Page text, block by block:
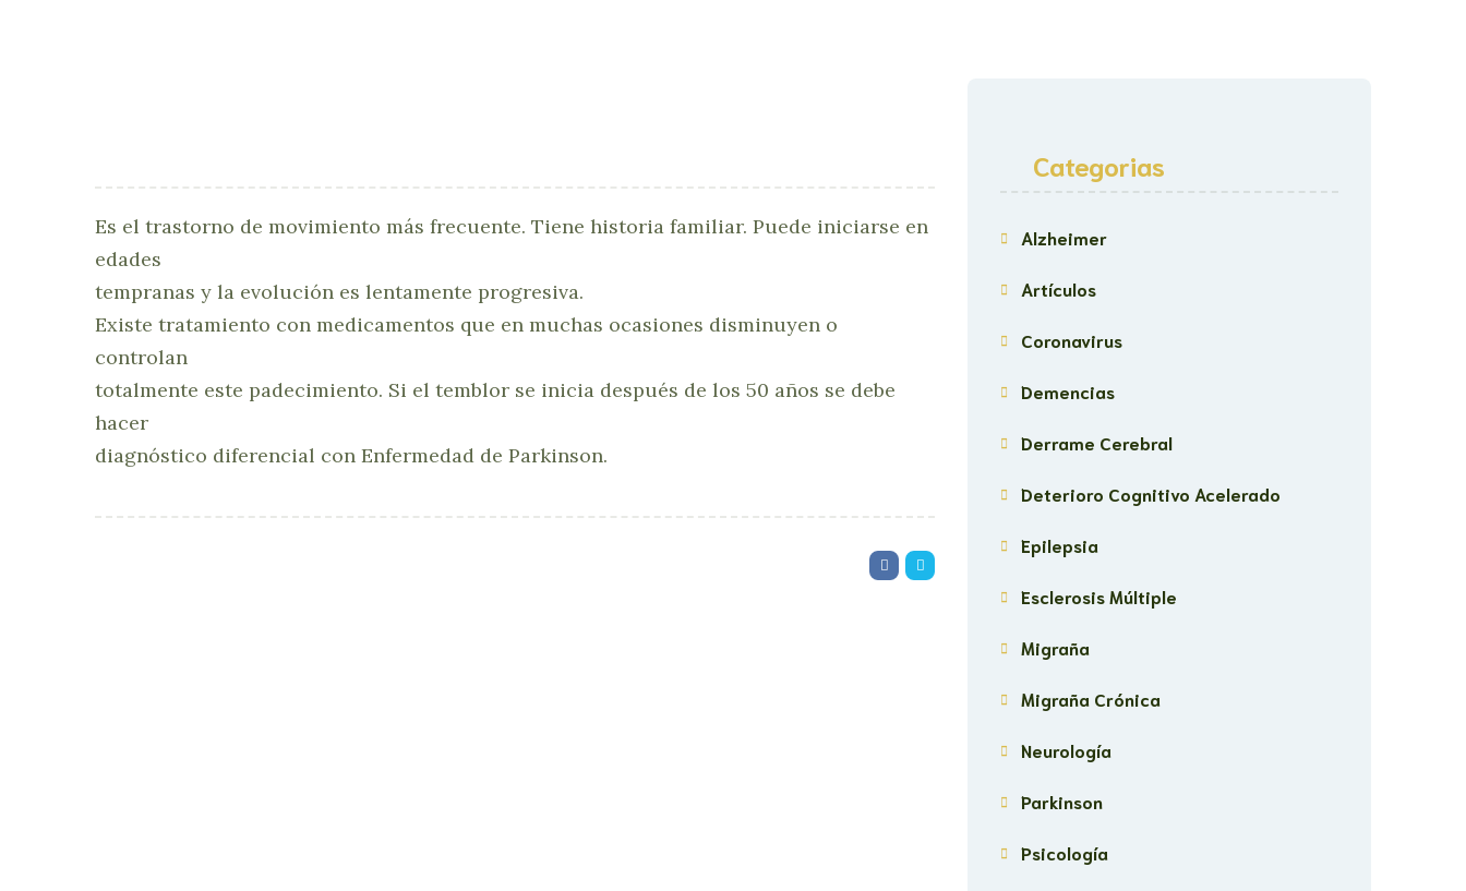
Es el trastorno de movimiento más frecuente. Tiene historia familiar. Puede iniciarse en
edades
tempranas y la evolución es lentamente progresiva.
Existe tratamiento con medicamentos que en muchas ocasiones disminuyen o
controlan
totalmente este padecimiento. Si el temblor se inicia después de los 50 años se debe
hacer
diagnóstico diferencial con Enfermedad de Parkinson.
Categorias
Alzheimer
Artículos
Coronavirus
Demencias
Derrame Cerebral
Deterioro Cognitivo Acelerado
Epilepsia
Esclerosis Múltiple
Migraña
Migraña Crónica
Neurología
Parkinson
Psicología